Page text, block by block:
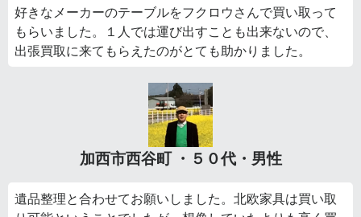
好きなメーカーのテーブルをフクロウさんで買い取って
もらいました。１人では運び出すことも出来ないので、
出張買取に来てもらえたのがとても助かりました。
加西市西谷町 ・５０代・男性
遺品整理と合わせてお願いしました。北欧家具は買い取